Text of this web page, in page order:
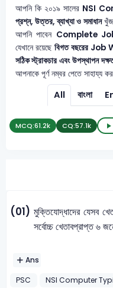
আপনি কি ২০১৯ সালের NSI
প্রশ্ন, উত্তর, ব্যাখ্যা ও সমাধান
আপনি পাবেন Complete
যেখানে রয়েছেবিগত বছরের Job
সঠিক স্ট্রাকচার এবং উপস্থাপন
আপনাকে পূর্ণ নম্বর পেতে সাহায্য
All বাংলা
MCQ:61.2k CQ:57.1k
(01) মুক্তিযোদ্ধাদের যেসব
সর্বোচ্চ খেতাবপ্রাপ্ত ৬
Ans
PSC
NSI Computer